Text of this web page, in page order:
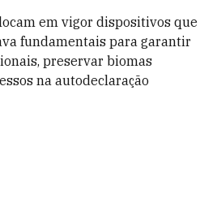
em vigor dispositivos que
fundamentais para garantir
preservar biomas
na autodeclaração